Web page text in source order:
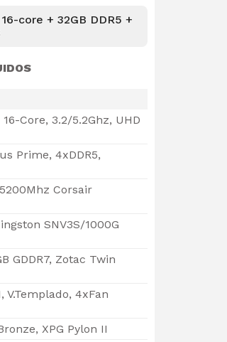
core + 32GB DDR5 +
Core, 3.2/5.2Ghz, UHD
Prime, 4xDDR5,
Corsair
SNV3S/1000G
GDDR7, Zotac Twin
V.Templado, 4xFan
XPG Pylon II